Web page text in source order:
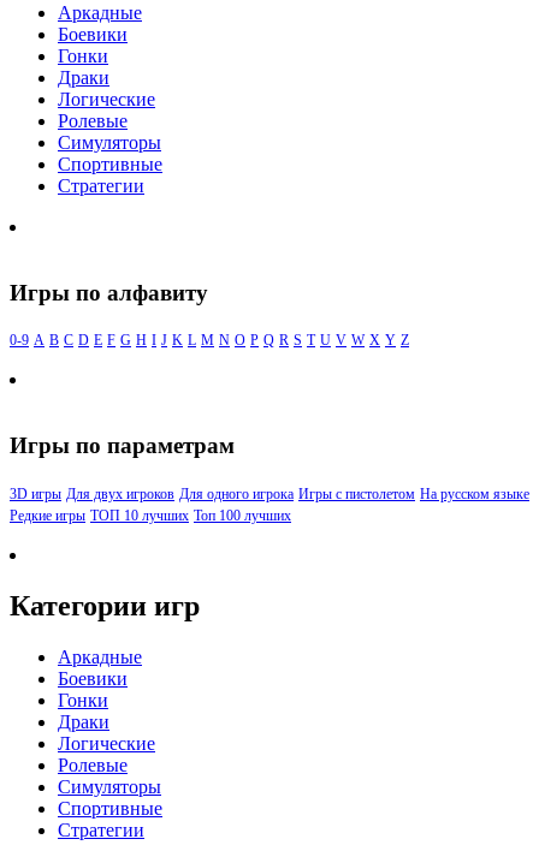
Аркадные
Боевики
Гонки
Драки
Логические
Ролевые
Симуляторы
Спортивные
Стратегии
Игры по алфавиту
0-9 A B C D E F G H I J K L M N O P Q R S T U V W X Y Z
Игры по параметрам
3D игры Для двух игроков Для одного игрока Игры с пистолетом На русском языке
Редкие игры ТОП 10 лучших Топ 100 лучших
Категории игр
Аркадные
Боевики
Гонки
Драки
Логические
Ролевые
Симуляторы
Спортивные
Стратегии